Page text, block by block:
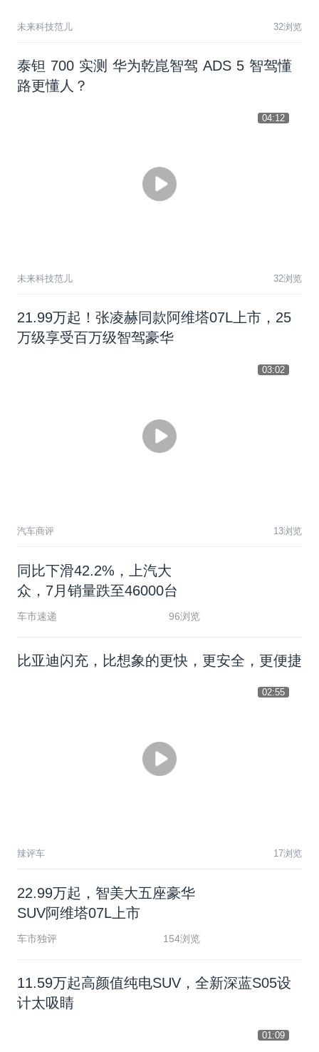
未来科技范儿 32浏览
泰钽 700 实测 华为乾崑智驾 ADS 5 智驾懂
路更懂人？
04:12
未来科技范儿 32浏览
21.99万起！张凌赫同款阿维塔07L上市，25
万级享受百万级智驾豪华
03:02
汽车商评 13浏览
同 比下滑42.2% ， 上汽大
众 ， 7月 销量跌至46000台
车市速递 96浏览
比亚迪闪充，比想象的更快，更安全，更便捷
02:55
辣评车 17浏览
22.99万起 ， 智美大五座豪华
SUV阿维塔07L上市
车市独评 154浏览
11.59万起高颜值纯电SUV，全新深蓝S05设
计太吸睛
01:09